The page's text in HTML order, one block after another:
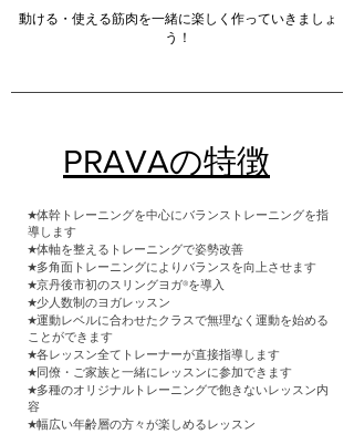
動ける・使える筋肉を一緒に楽しく作っていきましょ
う！
PRAVAの特徴
★体幹トレーニングを中心にバランストレーニングを指
導します
★体軸を整えるトレーニングで姿勢改善
★多角面トレーニングによりバランスを向上させます
★京丹後市初のスリングヨガ®︎を導入
★少人数制のヨガレッスン
★運動レベルに合わせたクラスで無理なく運動を始める
ことができます
★各レッスン全てトレーナーが直接指導します
★同僚・ご家族と一緒にレッスンに参加できます
★多種のオリジナルトレーニングで飽きないレッスン内
容
★幅広い年齢層の方々が楽しめるレッスン